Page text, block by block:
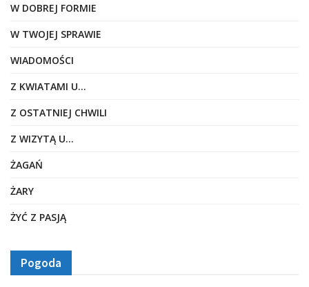
W DOBREJ FORMIE
W TWOJEJ SPRAWIE
WIADOMOŚCI
Z KWIATAMI U…
Z OSTATNIEJ CHWILI
Z WIZYTĄ U…
ŻAGAŃ
ŻARY
ŻYĆ Z PASJĄ
Pogoda